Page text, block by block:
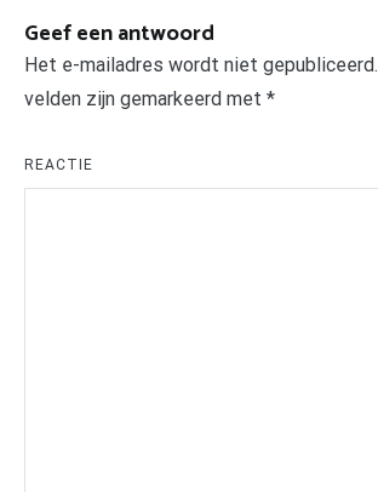
Geef een antwoord
Het e-mailadres wordt niet gepubliceerd.
velden zijn gemarkeerd met *
REACTIE